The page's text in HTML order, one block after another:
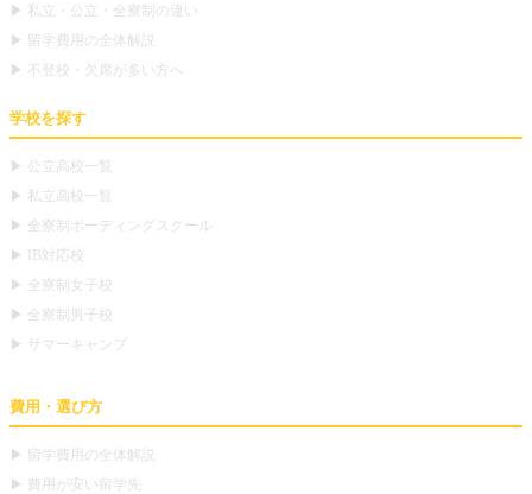
▶ 私立・公立・全寮制の違い
▶ 留学費用の全体解説
▶ 不登校・欠席が多い方へ
学校を探す
▶ 公立高校一覧
▶ 私立高校一覧
▶ 全寮制ボーディングスクール
▶ IB対応校
▶ 全寮制女子校
▶ 全寮制男子校
▶ サマーキャンプ
費用・選び方
▶ 留学費用の全体解説
▶ 費用が安い留学先